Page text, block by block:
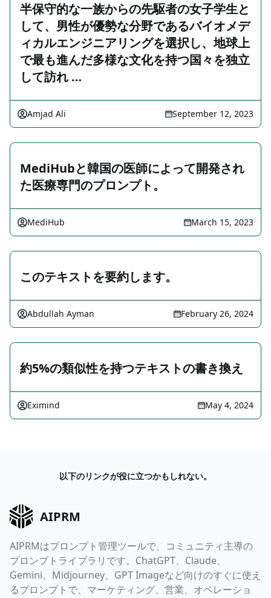
半保守的な一族からの先駆者の女子学生と
して、男性が優勢な分野であるバイオメデ
ィカルエンジニアリングを選択し、地球上
で最も進んだ多様な文化を持つ国々を独立
して訪れ …
Amjad Ali September 12, 2023
MediHubと韓国の医師によって開発され
た医療専門のプロンプト。
MediHub March 15, 2023
このテキストを要約します。
Abdullah Ayman February 26, 2024
約5%の類似性を持つテキストの書き換え
Eximind May 4, 2024
以下のリンクが役に立つかもしれない。
AIPRM
AIPRMはプロンプト管理ツールで、コミュニティ主導の
プロンプトライブラリです。ChatGPT、Claude、
Gemini、Midjourney、GPT Imageなど向けのすぐに使え
るプロンプトで、マーケティング、営業、オペレーショ